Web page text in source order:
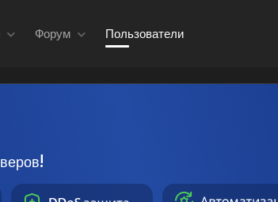
Форум Пользователи